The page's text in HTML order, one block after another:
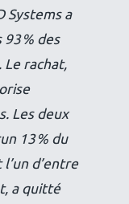
Systems a
% des
rachat,
Les deux
13 % du
d’entre
a quitté